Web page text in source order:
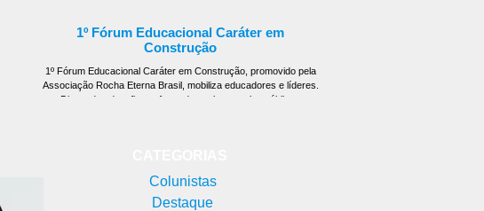
1º Fórum Educacional Caráter em
Construção
1º Fórum Educacional Caráter em Construção, promovido pela
Associação Rocha Eterna Brasil, mobiliza educadores e líderes.
Diante dos desafios enfrentados pelas escolas públicas
Colunistas
Destaque